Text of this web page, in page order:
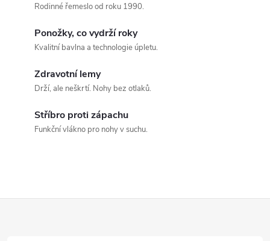
s
Rodinné řemeslo od roku 1990.
Ponožky, co vydrží roky
Kvalitní bavlna a technologie úpletu.
Zdravotní lemy
Drží, ale neškrtí. Nohy bez otlaků.
Stříbro proti zápachu
Funkční vlákno pro nohy v suchu.